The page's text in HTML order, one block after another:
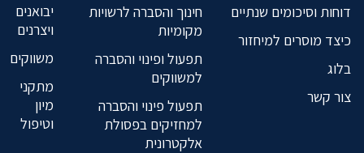
דוחות וסיכומים שנתיים
כיצד מוסרים למיחזור
בלוג
צור קשר
חינוך והסברה לרשויות
מקומיות
תפעול ופינוי והסברה
למשווקים
תפעול פינוי והסברה
למחזיקים בפסולת
אלקטרונית
יבואנים
ויצרנים
משווקים
מתקני
מיון
וטיפול